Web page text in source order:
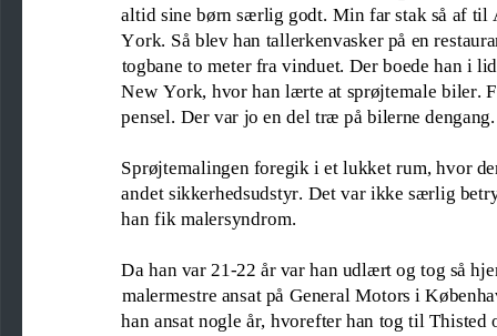
altid sine børn særlig godt. Min far stak så af til
York. Så blev han tallerkenvasker på en rest
togbane to meter fra vinduet. Der boede han i
New York, hvor han lærte at sprøjtemale biler.
pensel. Der var jo en del træ på bilerne dengang.
Sprøjtemalingen foregik i et lukket rum, hvor
andet sikkerhedsudstyr. Det var ikke særlig
han fik malersyndrom.
Da han var 21-22 år var han udlært og tog så
malermestre ansat på General Motors i
han ansat nogle år, hvorefter han tog til